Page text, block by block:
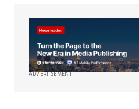
ADVERTISEMENT